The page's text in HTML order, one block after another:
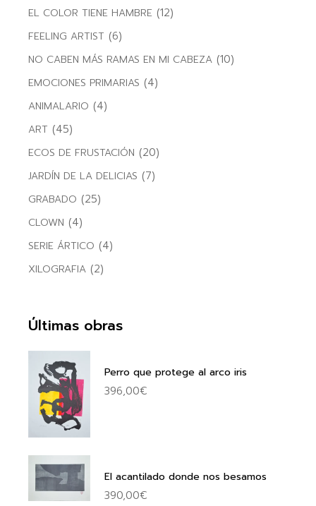
EL COLOR TIENE HAMBRE (12)
FEELING ARTIST (6)
NO CABEN MÁS RAMAS EN MI CABEZA (10)
EMOCIONES PRIMARIAS (4)
ANIMALARIO (4)
ART (45)
ECOS DE FRUSTACIÓN (20)
JARDÍN DE LA DELICIAS (7)
GRABADO (25)
CLOWN (4)
SERIE ÁRTICO (4)
XILOGRAFIA (2)
Últimas obras
Perro que protege al arco iris
396,00€
El acantilado donde nos besamos
390,00€